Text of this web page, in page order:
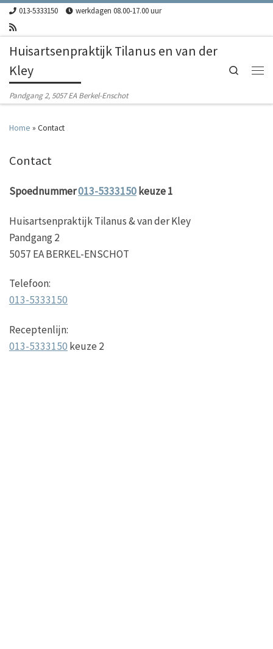
Skip to content
013-5333150 werkdagen 08.00-17.00 uur
Huisartsenpraktijk Tilanus en van der
Kley
Pandgang 2, 5057 EA Berkel-Enschot
Search
Home » Contact
Contact
Spoednummer013-5333150 keuze 1
Huisartsenpraktijk Tilanus & van der Kley
Pandgang 2
5057 EA BERKEL-ENSCHOT
Telefoon:
013-5333150
Receptenlijn:
013-5333150 keuze 2